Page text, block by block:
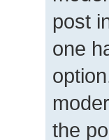
post
one
the